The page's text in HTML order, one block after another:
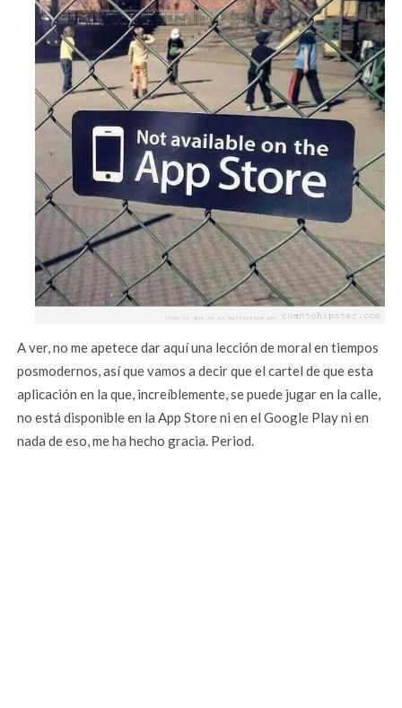
A ver, no me apetece dar aquí una lección de moral en tiempos
posmodernos, así que vamos a decir que el cartel de que esta
aplicación en la que, increíblemente, se puede jugar en la calle,
no está disponible en la App Store ni en el Google Play ni en
nada de eso, me ha hecho gracia. Period.